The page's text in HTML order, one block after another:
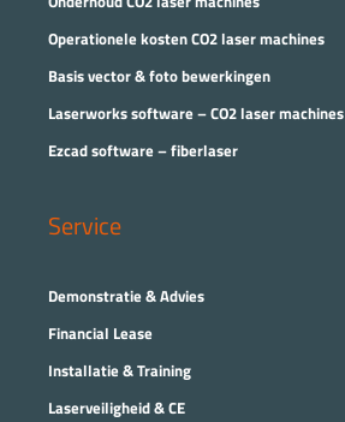
Operationele kosten CO2 laser machines
Basis vector & foto bewerkingen
Laserworks software – CO2 laser machines
Ezcad software – fiberlaser
Service
Demonstratie & Advies
Financial Lease
Installatie & Training
Laserveiligheid & CE